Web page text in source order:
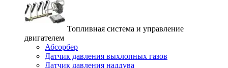
Топливная система и управление
двигателем
Абсорбер
Датчик давления выхлопных газов
Датчик давления наддува